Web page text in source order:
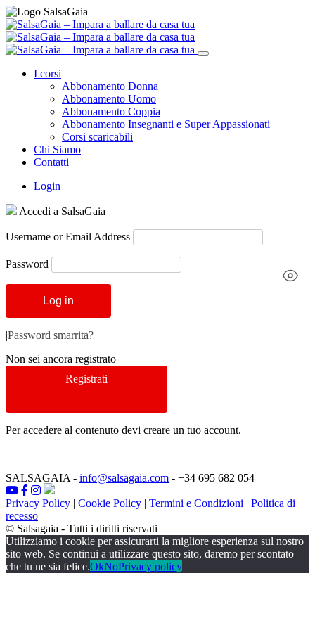
I corsi
Abbonamento Donna
Abbonamento Uomo
Abbonamento Coppia
Abbonamento Insegnanti e Super Appassionati
Corsi scaricabili
Chi Siamo
Contatti
Login
Accedi a SalsaGaia
Username or Email Address
Password
|Password smarrita?
Non sei ancora registrato
Registrati
Per accedere al contenuto devi creare un tuo account.
SALSAGAIA - info@salsagaia.com - +34 695 682 054
Privacy Policy | Cookie Policy | Termini e Condizioni | Politica di
recesso
© Salsagaia - Tutti i diritti riservati
Utilizziamo i cookie per assicurarti la migliore esperienza sul nostro
sito web. Se continui a utilizzare questo sito, daremo per scontato
che tu ne sia felice.OkNoPrivacy policy